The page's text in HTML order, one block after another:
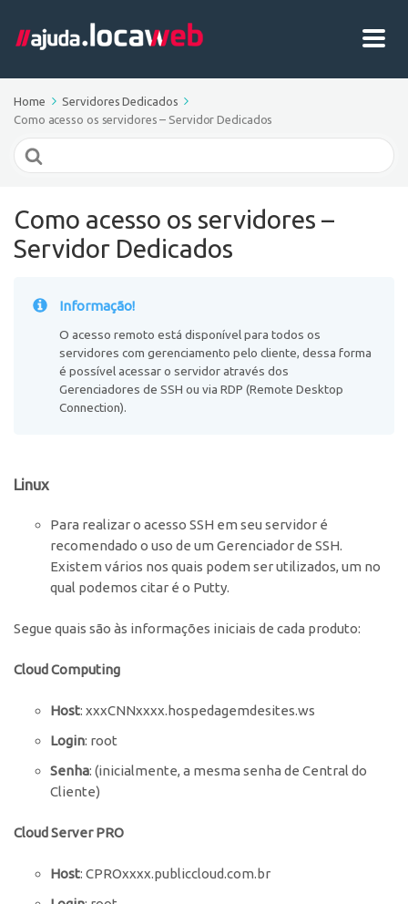
Home
Servidores Dedicados
Como acesso os servidores – Servidor Dedicados
Search
For
Como acesso os servidores –
Servidor Dedicados
Informação!
O acesso remoto está disponível para todos os
servidores com gerenciamento pelo cliente, dessa forma
é possível acessar o servidor através dos
Gerenciadores de SSH ou via RDP (Remote Desktop
Connection).
Linux
Para realizar o acesso SSH em seu servidor é
recomendado o uso de um Gerenciador de SSH.
Existem vários nos quais podem ser utilizados, um no
qual podemos citar é o Putty.
Segue quais são às informações iniciais de cada produto:
Cloud Computing
Host: xxxCNNxxxx.hospedagemdesites.ws
Login: root
Senha: (inicialmente, a mesma senha de Central do
Cliente)
Cloud Server PRO
Host: CPROxxxx.publiccloud.com.br